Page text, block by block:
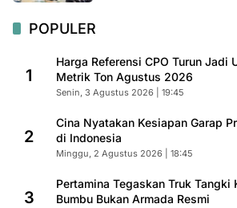
POPULER
1
Harga Referensi CPO Turun Jadi
Metrik Ton Agustus 2026
Senin, 3 Agustus 2026 | 19:45
2
Cina Nyatakan Kesiapan Garap
di Indonesia
Minggu, 2 Agustus 2026 | 18:45
3
Pertamina Tegaskan Truk Tangki
Bumbu Bukan Armada Resmi